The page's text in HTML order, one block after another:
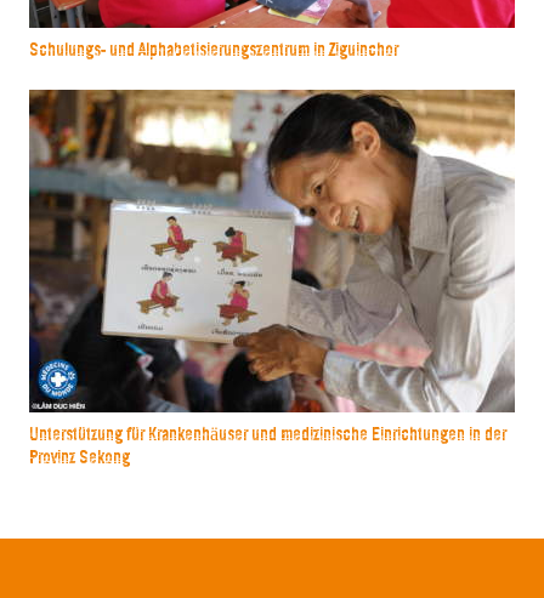
Schulungs- und Alphabetisierungszentrum in Ziguinchor
Unterstützung für Krankenhäuser und medizinische Einrichtungen in der
Provinz Sekong